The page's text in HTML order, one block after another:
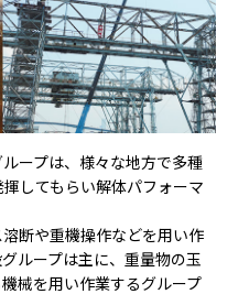
ープは、様々な地方で多種
してもらい解体パフォーマ
断や重機操作などを用い作
ループは主に、重量物の玉
械を用い作業するグループ